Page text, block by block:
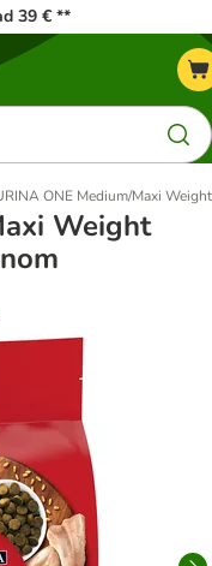
39 € **
ONE Medium/Maxi
Weight